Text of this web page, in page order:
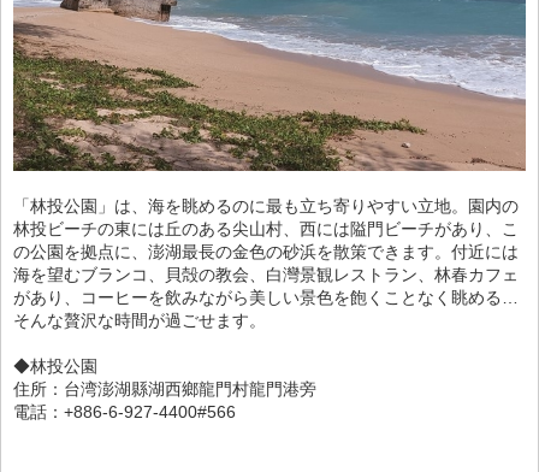
「林投公園」は、海を眺めるのに最も立ち寄りやすい立地。園内の
林投ビーチの東には丘のある尖山村、西には隘門ビーチがあり、こ
の公園を拠点に、澎湖最長の金色の砂浜を散策できます。付近には
海を望むブランコ、貝殻の教会、白灣景観レストラン、林春カフェ
があり、コーヒーを飲みながら美しい景色を飽くことなく眺める…
そんな贅沢な時間が過ごせます。
◆林投公園
住所：台湾澎湖縣湖西鄉龍門村龍門港旁
電話：+886-6-927-4400#566